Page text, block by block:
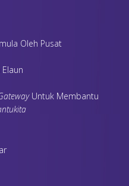
Oleh Pusat
Untuk Membantu